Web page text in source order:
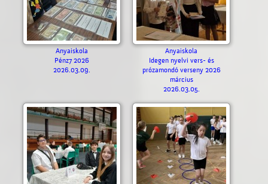
Anyaiskola
Pénz7 2026
2026.03.09.
Anyaiskola
Idegen nyelvi vers- és
prózamondó verseny 2026
március
2026.03.05.